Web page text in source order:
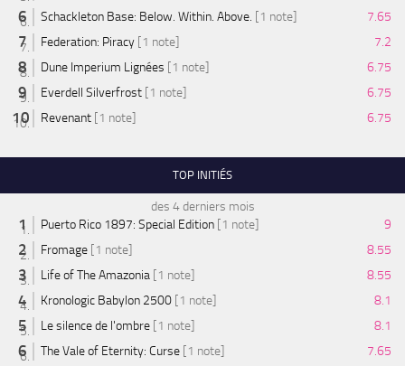
Schackleton Base: Below. Within. Above. [1 note]
7.65
Federation: Piracy [1 note]
7.2
Dune Imperium Lignées [1 note]
6.75
Everdell Silverfrost [1 note]
6.75
Revenant [1 note] 6.75
TOP INITIÉS
des 4 derniers mois
Puerto Rico 1897: Special Edition [1 note]
9
Fromage [1 note]
8.55
Life of The Amazonia [1 note]
8.55
Kronologic Babylon 2500 [1 note]
8.1
Le silence de l'ombre [1 note]
8.1
The Vale of Eternity: Curse [1 note]
7.65